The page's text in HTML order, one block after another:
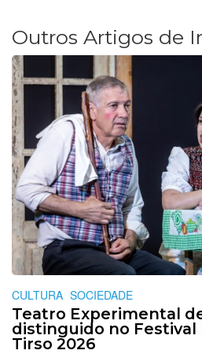
Outros Artigos de
CULTURA SOCIEDADE
Teatro Experimental
distinguido no Festival
Tirso 2026